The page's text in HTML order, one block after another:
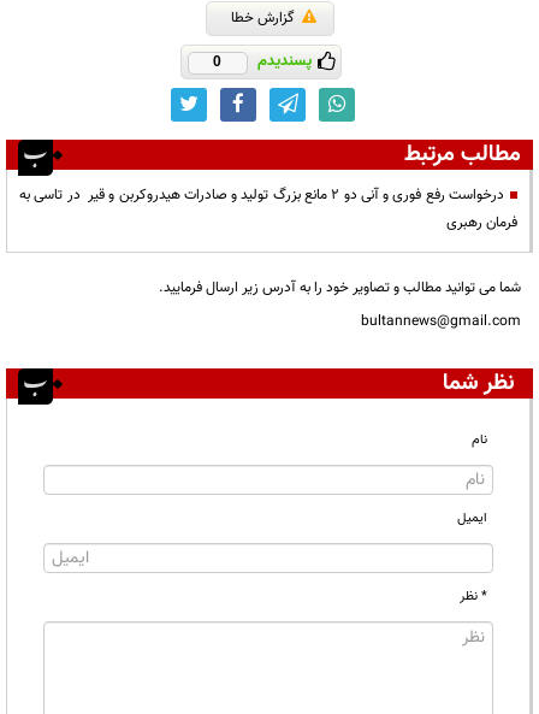
گزارش خطا
پسندیدم 0
مطالب مرتبط
درخواست رفع فوری و آنی دو ۲ مانع بزرگ تولید و صادرات هیدروکربن و قیر در تاسی به
فرمان رهبری
شما می توانید مطالب و تصاویر خود را به آدرس زیر ارسال فرمایید.
bultannews@gmail.com
نظر شما
نام
ایمیل
* نظر